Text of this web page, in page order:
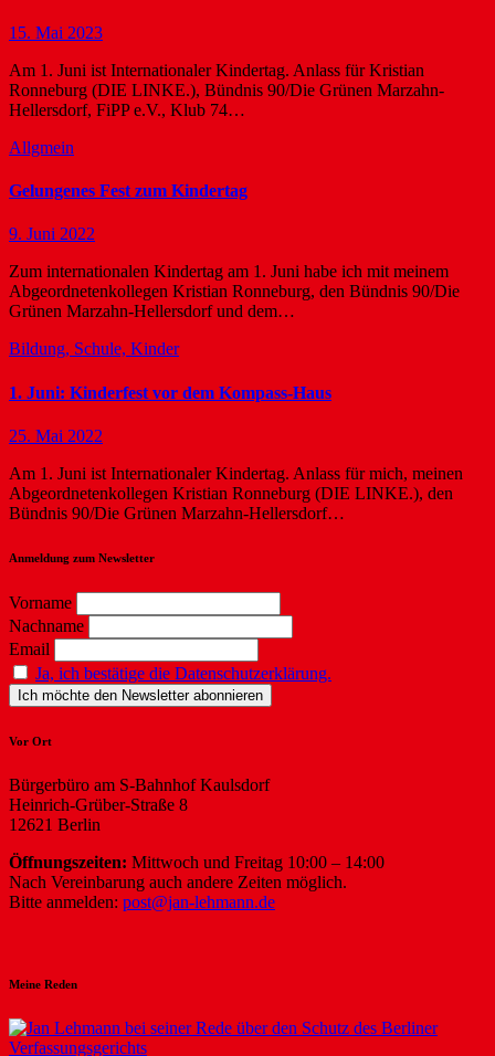
15. Mai 2023
Am 1. Juni ist Internationaler Kindertag. Anlass für Kristian
Ronneburg (DIE LINKE.), Bündnis 90/Die Grünen Marzahn-
Hellersdorf, FiPP e.V., Klub 74…
Allgmein
Gelungenes Fest zum Kindertag
9. Juni 2022
Zum internationalen Kindertag am 1. Juni habe ich mit meinem
Abgeordnetenkollegen Kristian Ronneburg, den Bündnis 90/Die
Grünen Marzahn-Hellersdorf und dem…
Bildung, Schule, Kinder
1. Juni: Kinderfest vor dem Kompass-Haus
25. Mai 2022
Am 1. Juni ist Internationaler Kindertag. Anlass für mich, meinen
Abgeordnetenkollegen Kristian Ronneburg (DIE LINKE.), den
Bündnis 90/Die Grünen Marzahn-Hellersdorf…
Anmeldung zum Newsletter
Vorname
Nachname
Email
Ja, ich bestätige die Datenschutzerklärung.
Vor Ort
Bürgerbüro am S-Bahnhof Kaulsdorf
Heinrich-Grüber-Straße 8
12621 Berlin
Öffnungszeiten: Mittwoch und Freitag 10:00 – 14:00
Nach Vereinbarung auch andere Zeiten möglich.
Bitte anmelden: post@jan-lehmann.de
Meine Reden